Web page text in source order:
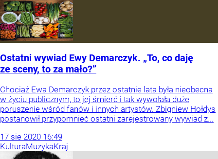
Ostatni wywiad Ewy Demarczyk. „To, co daję
ze sceny, to za mało?”
Chociaż Ewa Demarczyk przez ostatnie lata była nieobecna
w życiu publicznym, to jej śmierć i tak wywołała duże
poruszenie wśród fanów i innych artystów. Zbigniew Hołdys
postanowił przypomnieć ostatni zarejestrowany wywiad z...
17 sie 2020 16:49
KulturaMuzykaKraj